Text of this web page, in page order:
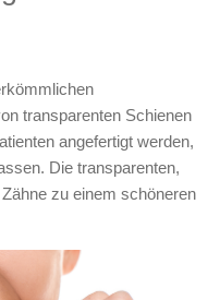
transparenten Schienen
angefertigt werden,
Die transparenten,
zu einem schöneren